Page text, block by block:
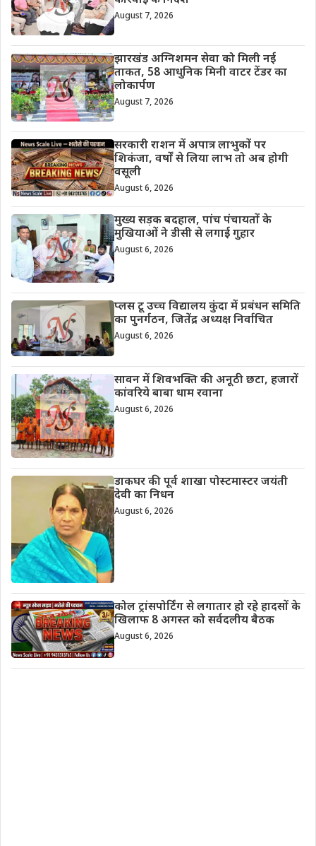
August 7, 2026
झारखंड अग्निशमन सेवा को मिली नई
ताकत, 58 आधुनिक मिनी वाटर टेंडर का
लोकार्पण
August 7, 2026
सरकारी राशन में अपात्र लाभुकों पर
शिकंजा, वर्षों से लिया लाभ तो अब होगी
वसूली
August 6, 2026
मुख्य सड़क बदहाल, पांच पंचायतों के
मुखियाओं ने डीसी से लगाई गुहार
August 6, 2026
प्लस टू उच्च विद्यालय कुंदा में प्रबंधन समिति
का पुनर्गठन, जितेंद्र अध्यक्ष निर्वाचित
August 6, 2026
सावन में शिवभक्ति की अनूठी छटा, हजारों
कांवरिये बाबा धाम रवाना
August 6, 2026
डाकघर की पूर्व शाखा पोस्टमास्टर जयंती
देवी का निधन
August 6, 2026
कोल ट्रांसपोर्टिंग से लगातार हो रहे हादसों के
खिलाफ 8 अगस्त को सर्वदलीय बैठक
August 6, 2026